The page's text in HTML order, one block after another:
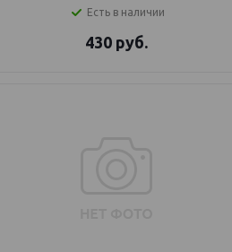
Есть в наличии
430 руб.